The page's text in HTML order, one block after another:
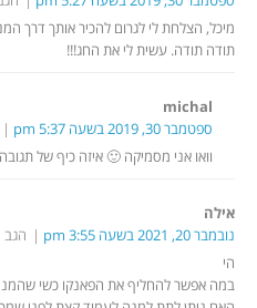
מיכל, הצלחת לי לגרום להכיר אותך דרך
תודה תודה. עשית לי את החג!!!
michal
ספטמבר 30, 2019 בשעה 5:37 pm
וואו אני מסמיקה 🙂 איזה כיף של
אילה
נובמבר 20, 2021 בשעה 3:55 pm
הגב
הי
במה אפשר להחליף את הפאנקו כשי